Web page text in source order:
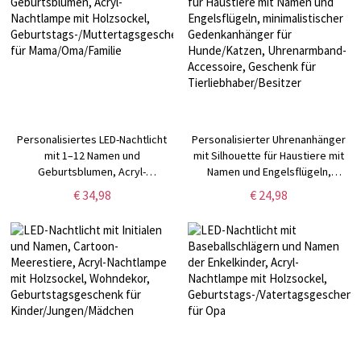
Personalisiertes LED-Nachtlicht
mit 1–12 Namen und
Geburtsblumen, Acryl-
Nachtlampe mit Holzsockel,
Geburtstags-/Muttertagsgeschenk
€ 34,98
Personalisierter Uhrenanhänger
mit Silhouette für Haustiere mit
Namen und Engelsflügeln,
minimalistischer
Gedenkanhänger für
Hunde/Katzen, Uhrenarmband-
Accessoire, Geschenk für
Tierliebhaber/Besitzer
€ 24,98